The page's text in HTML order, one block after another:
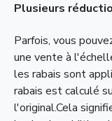
Plusieurs
Parfois, vous
une vente à
les rabais sont
rabais est calculé
l'original.Cela